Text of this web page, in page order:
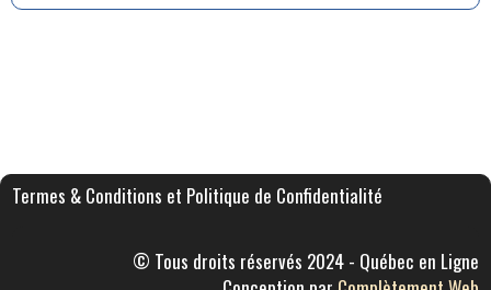
Termes & Conditions et Politique de Confidentialité
© Tous droits réservés 2024 - Québec en Ligne